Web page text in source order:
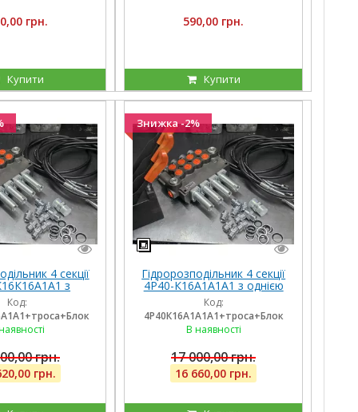
грн.
Купити
590,00 грн.
Купити
4 секції
з
на 2 секції,
важелів на 4
Код:
грн.
грн.
Знижка -2%
Гідророзподільник 4 секції
4Р40-К16А1А1А1 з однією
плаваючою секцією, троса
та блок важелів
Код:
4Р40К16А1А1А1+троса+Блок
В наявності
17 000,00 грн.
16 660,00 грн.